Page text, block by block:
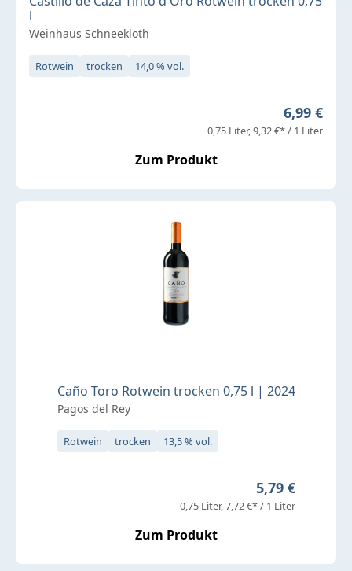
l
Weinhaus Schneekloth
Rotwein trocken 14,0 % vol.
Regulärer
6,99 €
0,75 Liter 9,32 €* / 1 Liter
Zum Produkt
Caño Toro Rotwein trocken 0,75 l | 2024
Pagos del Rey
Rotwein trocken 13,5 % vol.
Regulärer
5,79 €
0,75 Liter 7,72 €* / 1 Liter
Zum Produkt